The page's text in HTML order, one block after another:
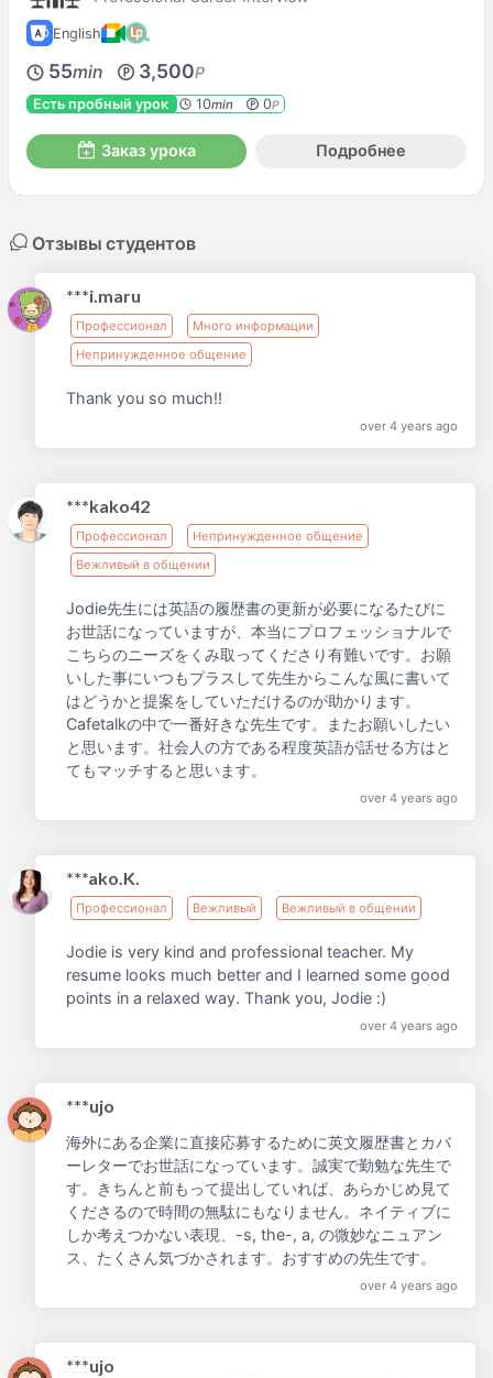
English
55min 3,500P
Есть пробный урок 10min 0P
Заказ урока Подробнее
Отзывы студентов
***i.maru
Профессионал
Много информации
Непринужденное общение
Thank you so much!!
over 4 years ago
***kako42
Профессионал
Непринужденное общение
Вежливый в общении
Jodie先生には英語の履歴書の更新が必要になるたびに
お世話になっていますが、本当にプロフェッショナルで
こちらのニーズをくみ取ってくださり有難いです。お願
いした事にいつもプラスして先生からこんな風に書いて
はどうかと提案をしていただけるのが助かります。
Cafetalkの中で一番好きな先生です。またお願いしたい
と思います。社会人の方である程度英語が話せる方はと
てもマッチすると思います。
over 4 years ago
***ako.K.
Профессионал Вежливый Вежливый в общении
Jodie is very kind and professional teacher. My
resume looks much better and I learned some good
points in a relaxed way. Thank you, Jodie :)
over 4 years ago
***ujo
海外にある企業に直接応募するために英文履歴書とカバ
ーレターでお世話になっています。誠実で勤勉な先生で
す。きちんと前もって提出していれば、あらかじめ見て
くださるので時間の無駄にもなりません。ネイティブに
しか考えつかない表現、-s, the-, a, の微妙なニュアン
ス、たくさん気づかされます。おすすめの先生です。
over 4 years ago
***ujo